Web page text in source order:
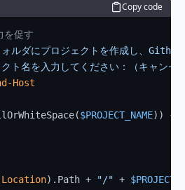
Copy code
を促す
ルダにプロジェクトを作成し、
ト名を入力してください：（キャン
Host
$PROJECT_NAME)) {
).Path + "/" +